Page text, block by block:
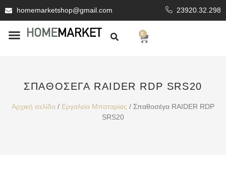
homemarketshop@gmail.com 23920.32.298
0
ΣΠΑΘΟΣΈΓΑ RAIDER RDP SRS20
Αρχική σελίδα / Εργαλεία Μπαταρίας / Σπαθοσέγα RAIDER RDP
SRS20